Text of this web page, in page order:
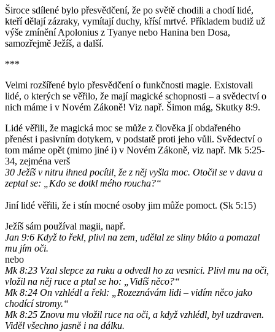
Široce sdílené bylo přesvědčení, že po světě chodili a chodí lidé,
kteří dělají zázraky, vymítají duchy, křísí mrtvé. Příkladem budiž už
výše zmínění Apolonius z Tyanye nebo Hanina ben Dosa,
samozřejmě Ježíš, a další.
***
Velmi rozšířené bylo přesvědčení o funkčnosti magie. Existovali
lidé, o kterých se věřilo, že mají magické schopnosti – a svědectví o
nich máme i v Novém Zákoně! Viz např. Šimon mág, Skutky 8:9.
Lidé věřili, že magická moc se může z člověka jí obdařeného
přenést i pasivním dotykem, v podstatě proti jeho vůli. Svědectví o
tom máme opět (mimo jiné i) v Novém Zákoně, viz např. Mk 5:25-
34, zejména verš
30 Ježíš v nitru ihned pocítil, že z něj vyšla moc. Otočil se v davu a
zeptal se: „Kdo se dotkl mého roucha?“
Jiní lidé věřili, že i stín mocné osoby jim může pomoct. (Sk 5:15)
Ježíš sám používal magii, např.
Jan 9:6 Když to řekl, plivl na zem, udělal ze sliny bláto a pomazal
mu jím oči.
nebo
Mk 8:23 Vzal slepce za ruku a odvedl ho za vesnici. Plivl mu na oči,
vložil na něj ruce a ptal se ho: „Vidíš něco?“
Mk 8:24 On vzhlédl a řekl: „Rozeznávám lidi – vidím něco jako
chodící stromy.“
Mk 8:25 Znovu mu vložil ruce na oči, a když vzhlédl, byl uzdraven.
Viděl všechno jasně i na dálku.